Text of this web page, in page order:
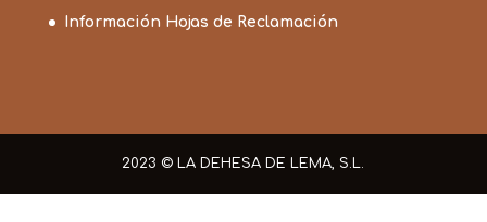
Información Hojas de Reclamación
2023 © LA DEHESA DE LEMA, S.L.